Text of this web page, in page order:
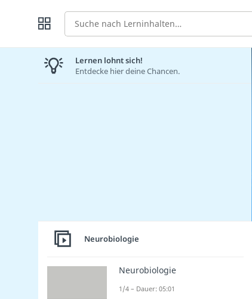
Suche
Lernen lohnt sich!
Entdecke hier deine Chancen.
Neurobiologie
Neurobiologie
1/4 – Dauer: 05:01